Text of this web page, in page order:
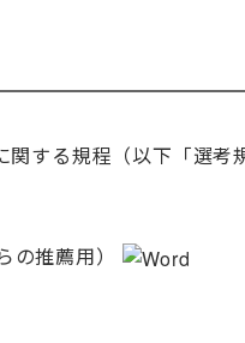
する規程（以下「選
推薦用）